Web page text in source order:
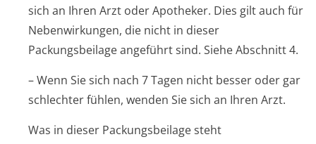
sich an Ihren Arzt oder Apotheker. Dies gilt auch für
Nebenwirkungen, die nicht in dieser
Packungsbeilage angeführt sind. Siehe Abschnitt 4.
– Wenn Sie sich nach 7 Tagen nicht besser oder gar
schlechter fühlen, wenden Sie sich an Ihren Arzt.
Was in dieser Packungsbeilage steht